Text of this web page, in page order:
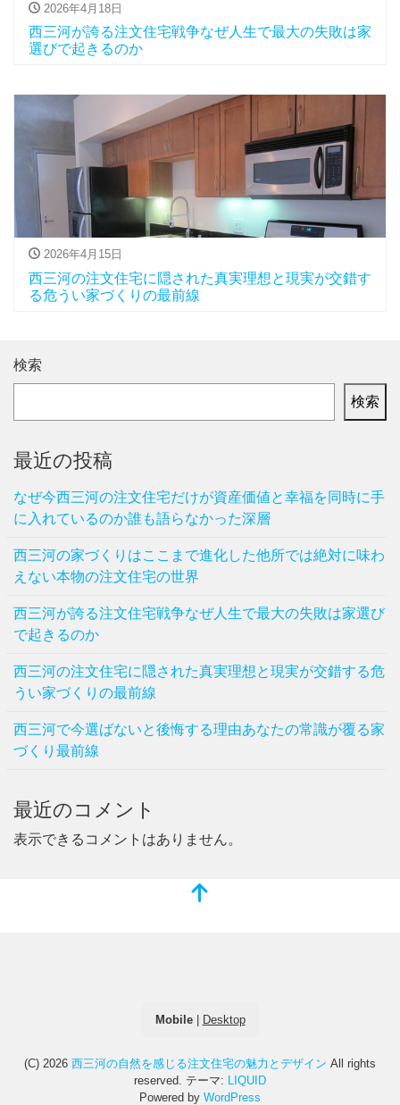
2026年4月18日
西三河が誇る注文住宅戦争なぜ人生で最大の失敗は家
選びで起きるのか
2026年4月15日
西三河の注文住宅に隠された真実理想と現実が交錯す
る危うい家づくりの最前線
検索
検索
最近の投稿
なぜ今西三河の注文住宅だけが資産価値と幸福を同時に手
に入れているのか誰も語らなかった深層
西三河の家づくりはここまで進化した他所では絶対に味わ
えない本物の注文住宅の世界
西三河が誇る注文住宅戦争なぜ人生で最大の失敗は家選び
で起きるのか
西三河の注文住宅に隠された真実理想と現実が交錯する危
うい家づくりの最前線
西三河で今選ばないと後悔する理由あなたの常識が覆る家
づくり最前線
最近のコメント
表示できるコメントはありません。
Mobile| Desktop
(C) 2026 西三河の自然を感じる注文住宅の魅力とデザイン All rights
reserved. テーマ:
LIQUID
Powered by WordPress